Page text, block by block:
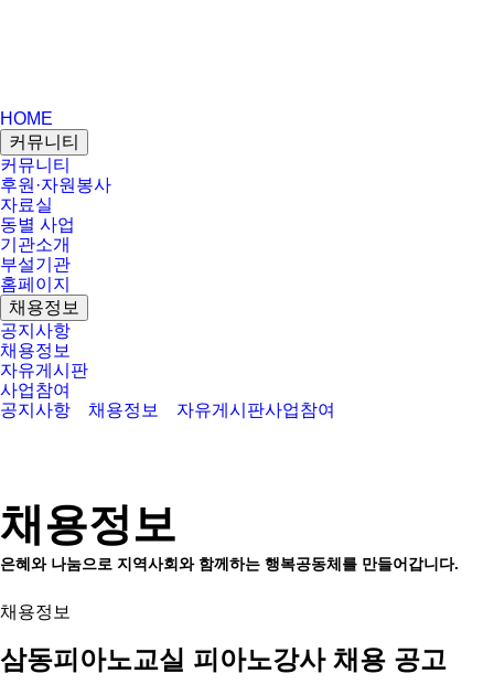
HOME
커뮤니티
커뮤니티
후원·자원봉사
자료실
동별 사업
기관소개
부설기관
홈페이지
채용정보
공지사항
채용정보
자유게시판
사업참여
공지사항
채용정보 자유게시판사업참여
채용정보
은혜와 나눔으로 지역사회와 함께하는 행복공동체를 만들어갑니다.
채용정보
삼동피아노교실 피아노강사 채용 공고